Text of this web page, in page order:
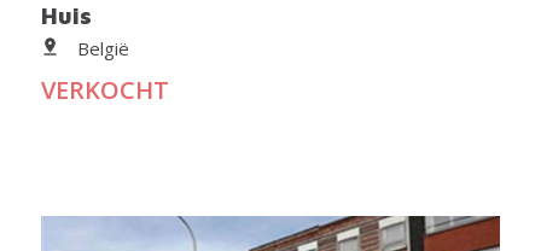
Huis
België
VERKOCHT